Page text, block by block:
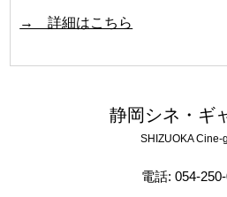
→ 詳細はこちら
静岡シネ・ギ
SHIZUOKA Cine-
電話: 054-